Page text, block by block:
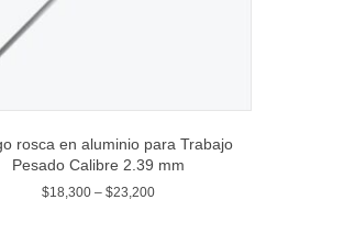
rosca en aluminio para Trabajo
Pesado Calibre 2.39 mm
$18,300– $23,200